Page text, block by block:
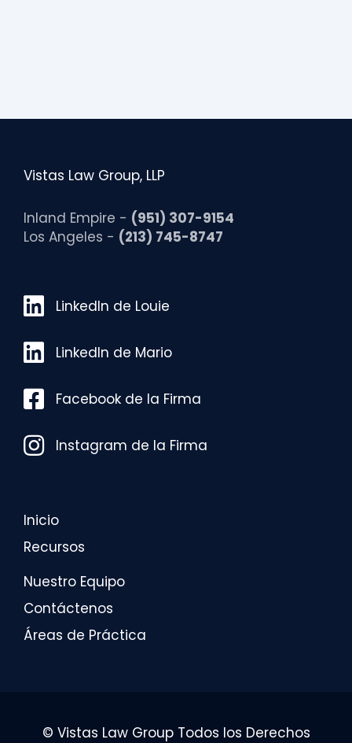
Vistas Law Group, LLP
Inland Empire - (951) 307-9154
Los Angeles - (213) 745-8747
LinkedIn de Louie
LinkedIn de Louie
LinkedIn de Mario
LinkedIn de Mario
Facebook de la Firma
Facebook de la Firma
Instagram de la Firma
Instagram de la Firma
Inicio
Recursos
Nuestro Equipo
Contáctenos
Áreas de Práctica
© Vistas Law Group Todos los Derechos